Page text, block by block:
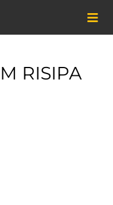
RISIPA